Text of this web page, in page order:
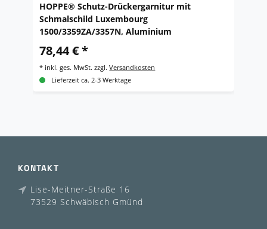
HOPPE® Schutz-Drückergarnitur mit
Schmalschild Luxembourg
1500/3359ZA/3357N, Aluminium
78,44 € *
* inkl. ges. MwSt. zzgl.Versandkosten
Lieferzeit ca. 2-3 Werktage
KONTAKT
Lise-Meitner-Straße 16
73529 Schwäbisch Gmünd